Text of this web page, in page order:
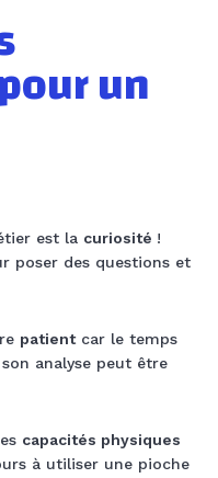
un
est la curiosité !
poser des questions et
patientcar le temps
analyse peut être
capacités physiques
à utiliser une pioche